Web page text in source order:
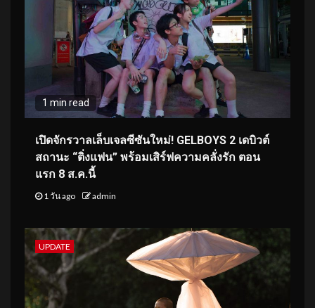
1 min read
เปิดจักรวาลเล็บเจลซีซันใหม่! GELBOYS 2 เดบิวต์
สถานะ “ติ่งแฟน” พร้อมเสิร์ฟความคลั่งรัก ตอน
แรก 8 ส.ค.นี้
1 วัน ago admin
UPDATE